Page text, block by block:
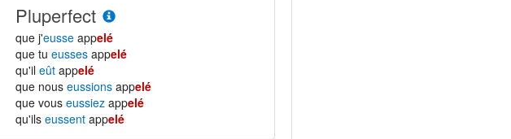
Pluperfect
que j'eusse appelé
que tueusses appelé
qu'ileût appelé
que nouseussions appelé
que vouseussiez appelé
qu'ilseussent appelé